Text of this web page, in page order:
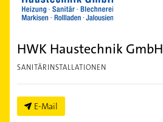
HWK Haustechnik GmbH
SANITÄRINSTALLATIONEN
E-Mail